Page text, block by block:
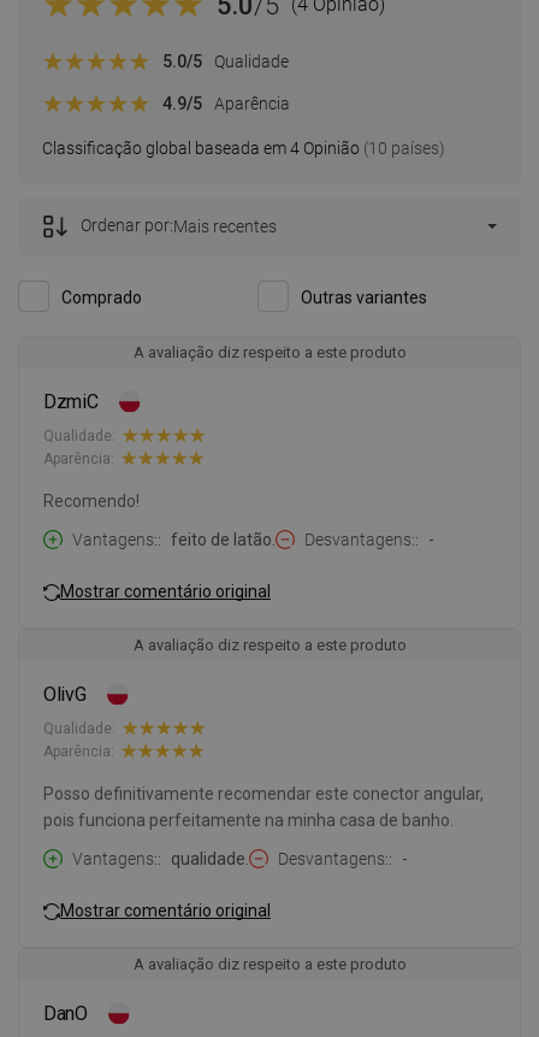
(4 Opinião)
Classificação global baseada em 4 Opinião (10 países)
5.0/5 Qualidade
4.9/5 Aparência
Comprado Outras variantes
Ordenar por:Mais recentes
A avaliação diz respeito a este produto
DzmiC
Qualidade:
Aparência:
Recomendo!
Vantagens:
feito de latão. Desvantagens: -
Mostrar comentário original
A avaliação diz respeito a este produto
OlivG
Qualidade:
Aparência:
Posso definitivamente recomendar este conector angular,
pois funciona perfeitamente na minha casa de banho.
Vantagens:
qualidade. Desvantagens: -
Mostrar comentário original
A avaliação diz respeito a este produto
DanO